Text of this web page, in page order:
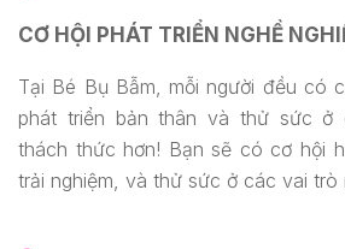
CƠ HỘI PHÁT TRIỂN NGHỀ
Tại Bé Bụ Bẫm, mỗi người đều có
phát triển bản thân và thử sức ở
thách thức hơn! Bạn sẽ có cơ hội
trải nghiệm, và thử sức ở các vai trò